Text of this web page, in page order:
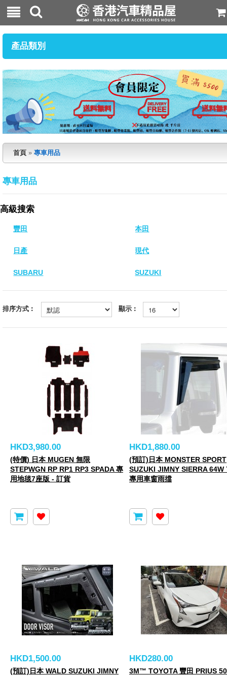
產品類別
首頁 » 專車用品
專車用品
高級搜索
豐田 本田
日產 現代
SUBARU SUZUKI
排序方式︰ 顯示︰
HKD3,980.00
(特價) 日本 MUGEN 無限
STEPWGN RP RP1 RP3 SPADA 專
用地毯7座版 - 訂貨
HKD1,880.00
(預訂)日本 MONSTER SPORT
SUZUKI JIMNY SIERRA 64W
專用車窗雨擋
HKD1,500.00
(預訂)日本 WALD SUZUKI JIMNY
HKD280.00
3M™ TOYOTA 豐田 PRIUS